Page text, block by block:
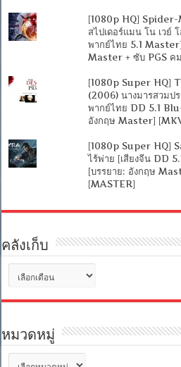
[1080p HQ]
สไปเดอร์แมน โน เวย์
พากย์ไทย 5.1
Master + ซับ PGS ค
[1080p Super HQ]
(2006) นางมารสวมป
พากย์ไทย DD 5.1
อังกฤษ Master]
[1080p Super HQ]
ไร้พ่าย [เสียงจีน DD
[บรรยาย: อังกฤษ
[MASTER]
คลังเก็บ
เก็บ
หมวดหมู่